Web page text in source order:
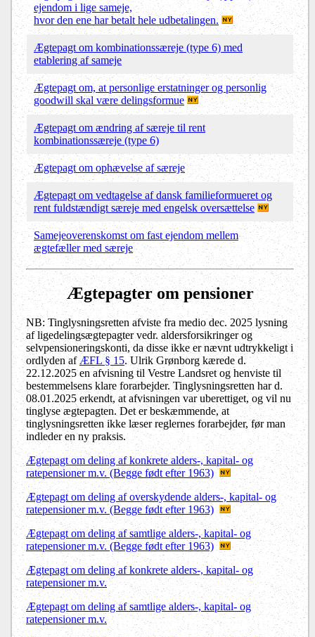
ejendom i lige sameje,
hvor den ene har betalt hele udbetalingen.
Ægtepagt om kombinationssæreje (type 6) med
etablering af sameje
Ægtepagt om, at personlige erstatninger og personlig
goodwill skal være delingsformue
Ægtepagt om ændring af særeje til rent
kombinationssæreje (type 6)
Ægtepagt om ophævelse af særeje
Ægtepagt om vedtagelse af dansk familieformueret og
rent fuldstændigt særeje med engelsk oversættelse
Samejeoverenskomst om fast ejendom mellem
ægtefæller med særeje
Ægtepagter om pensioner
NB: Tinglysningsretten afviste fra medio dec. 2025 lysning
af ligedelingsægtepagter vedr. aldersforsikringer og
selvpensioneringskonti, da disse ikke er nævnt udtrykkeligt i
ordlyden afÆFL § 15. Ulrik Grønborg kærede d.
22.12.2025 en afvisning til Vestre Landsret og henviste til
bestemmelsens klare forarbejder. Tinglysningsretten har d.
08.01.2025 erkendt, at afvisningen var uberettiget, og vil nu
tinglyse ægtepagten. Det er beskæmmende, at
tinglysningsretten ikke læser reglernes forarbejder, før man
indleder en ny praksis.
Ægtepagt om deling af konkrete alders-, kapital- og
ratepensioner m.v. (Begge født efter 1963)
Ægtepagt om deling af overskydende alders-, kapital- og
ratepensioner m.v. (Begge født efter 1963)
Ægtepagt om deling af samtlige alders-, kapital- og
ratepensioner m.v. (Begge født efter 1963)
Ægtepagt om deling af konkrete alders-, kapital- og
ratepensioner m.v.
Ægtepagt om deling af samtlige alders-, kapital- og
ratepensioner m.v.